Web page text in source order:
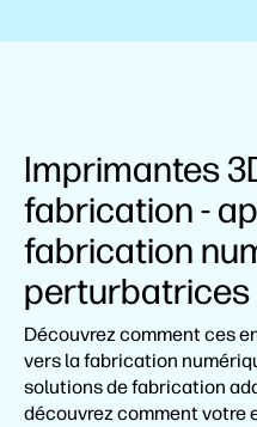
Imprimantes
fabrication -
fabrication
perturbatrices
Découvrez comment ces
vers la fabrication
solutions de fabrication
découvrez comment votre